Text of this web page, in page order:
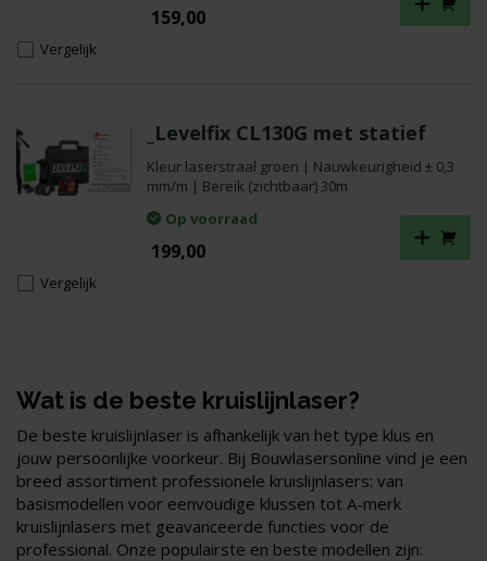
159,00
Vergelijk
_Levelfix CL130G met statief
Kleur laserstraal groen | Nauwkeurigheid ± 0,3
mm/m | Bereik (zichtbaar) 30m
Op voorraad
199,00
Vergelijk
Wat is de beste kruislijnlaser?
De beste kruislijnlaser is afhankelijk van het type klus en
jouw persoonlijke voorkeur. Bij Bouwlasersonline vind je een
breed assortiment professionele kruislijnlasers: van
basismodellen voor eenvoudige klussen tot A-merk
kruislijnlasers met geavanceerde functies voor de
professional. Onze populairste en beste modellen zijn: